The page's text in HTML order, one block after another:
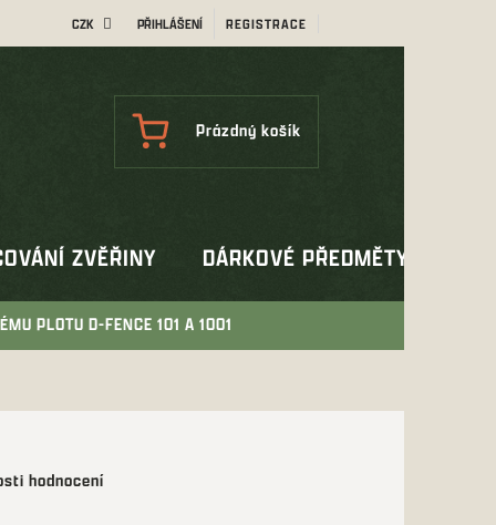
CZK PŘIHLÁŠENÍ REGISTRACE
NÁKUPNÍ
Prázdný košík
ZVĚŘINY DÁRKOVÉ PŘEDMĚTY
PLOTU D-FENCE 101 A 1001
hodnocení